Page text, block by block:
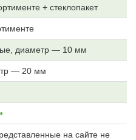
+ стеклопакет
диаметр — 10 мм
— 20 мм
на сайте не